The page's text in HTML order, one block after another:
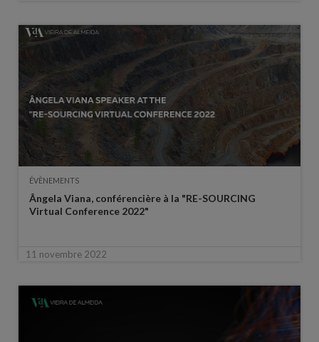
ÉVÈNEMENTS
Ângela Viana, conférencière à la "RE-SOURCING
Virtual Conference 2022"
11 novembre 2022